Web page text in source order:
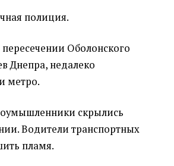
полиция.
Оболонского
Днепра, недалеко
метро.
скрылись
Водители транспортных
пламя.